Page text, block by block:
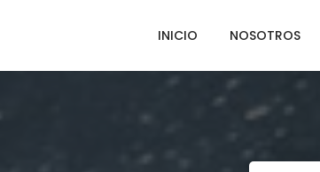
INICIO NOSOTROS